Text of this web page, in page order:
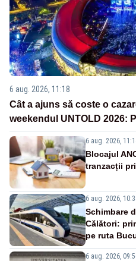
6 aug. 2026, 11:18
Cât a ajuns să coste o
weekendul UNTOLD 2026:
6 aug. 2026,
Blocajul
tranzacții
6 aug. 2026,
Schimbare
Călători:
pe ruta
6 aug. 2026,